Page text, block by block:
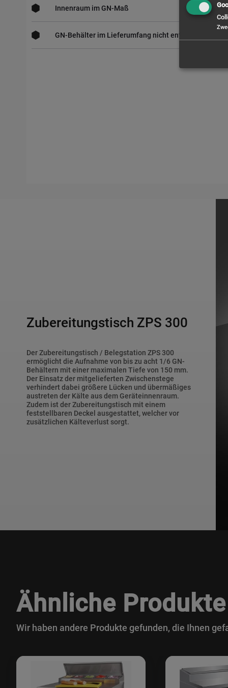
Innenraum im GN-Maß
GN-Behälter im Lieferumfang nicht enthalten
Zubereitungstisch ZPS 300
Der Zubereitungstisch / Belegstation ZPS 300
ermöglicht die Aufnahme von bis zu acht 1/6 GN-
Behältern mit einer maximalen Tiefe von 150 mm.
Der Einsatz der mitgelieferten Zwischenstege
verhindert dabei größere Lücken und übermäßiges
austreten der Kälte aus dem Geräteinnenraum.
Zudem ist der Zubereitungstisch mit einem
feststellbaren Deckel ausgestattet, welcher vor
zusätzlichen Kälteverlust sorgt.
Ähnliche Produkte
Wir haben andere Produkte gefunden, die Ihnen